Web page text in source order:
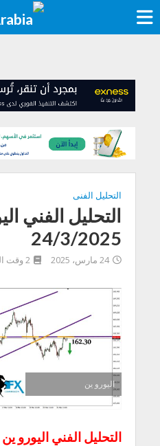
التحليل الفنى
التحليل الفني
24/3/2025
24 مارس، 2025 2 وقت القراءة بالدقيقة
اليورو ين
التحليل الفني اليورو ين اليوم